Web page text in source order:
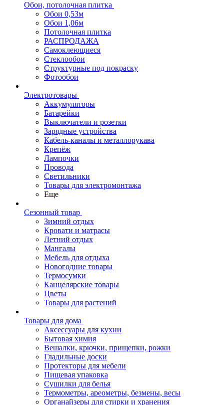
Обои, потолочная плитка
Обои 0,53м
Обои 1,06м
Потолочная плитка
РАСПРОДАЖА
Самоклеющиеся
Стеклообои
Структурные под покраску
Фотообои
Электротовары
Аккумуляторы
Батарейки
Выключатели и розетки
Зарядные устройства
Кабель-каналы и металлорукава
Крепёж
Лампочки
Провода
Светильники
Товары для электромонтажа
Еще
Сезонный товар
Зимний отдых
Кровати и матрасы
Летний отдых
Мангалы
Мебель для отдыха
Новогодние товары
Термосумки
Канцелярские товары
Цветы
Товары для растений
Товары для дома
Аксессуары для кухни
Бытовая химия
Вешалки, крючки, прищепки, рожки
Гладильные доски
Протекторы для мебели
Пищевая упаковка
Сушилки для белья
Термометры, ареометры, безмены, весы
Органайзеры для стирки и хранения